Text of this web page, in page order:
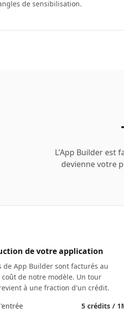
de sensibilisation.
L'App Builder est
devienne votre
de votre application
de App Builder sont facturés au
coût de notre modèle. Un tour
à une fraction d'un crédit.
5 crédits /